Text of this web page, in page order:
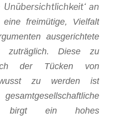
an
einefreimütige, Vielfalt
ausgerichtete
zuträglich. Diese zu
der Tücken von
zu werden ist
birgt ein hohes